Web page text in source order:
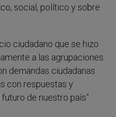
social, político y sobre
ciudadano que se hizo
a las agrupaciones
demandas ciudadanas
con respuestas y
de nuestro país”